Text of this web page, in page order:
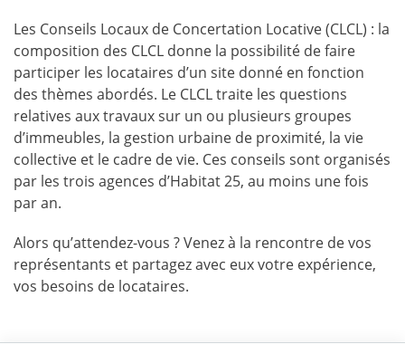
Les Conseils Locaux de Concertation Locative (CLCL) : la
composition des CLCL donne la possibilité de faire
participer les locataires d’un site donné en fonction
des thèmes abordés. Le CLCL traite les questions
relatives aux travaux sur un ou plusieurs groupes
d’immeubles, la gestion urbaine de proximité, la vie
collective et le cadre de vie. Ces conseils sont organisés
par les trois agences d’Habitat 25, au moins une fois
par an.
Alors qu’attendez-vous ? Venez à la rencontre de vos
représentants et partagez avec eux votre expérience,
vos besoins de locataires.